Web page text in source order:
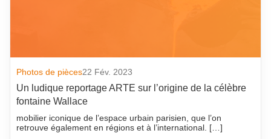
Photos de pièces22 Fév. 2023
Un ludique reportage ARTE sur l’origine de la célèbre
fontaine Wallace
mobilier iconique de l’espace urbain parisien, que l’on
retrouve également en régions et à l’international. […]